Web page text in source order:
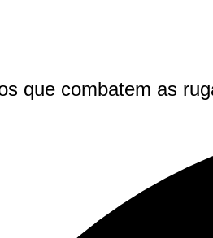
que combatem as